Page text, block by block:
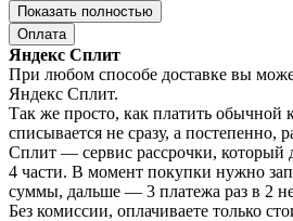
Показать полностью
Оплата
Яндекс Сплит
При любом способе доставке вы
Яндекс Сплит.
Так же просто, как платить обычной
списывается не сразу, а постепенно,
Сплит — сервис рассрочки, который
4 части. В момент покупки нужно
суммы, дальше — 3 платежа раз в 2
Без комиссии, оплачиваете только